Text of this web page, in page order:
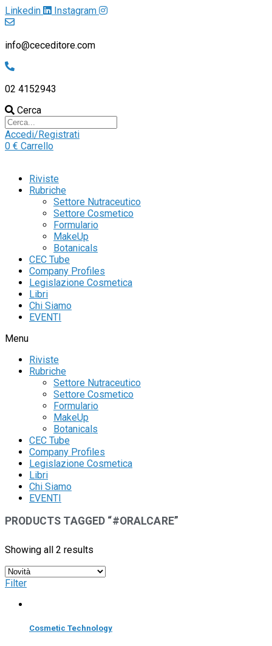
Linkedin Instagram
info@ceceditore.com
02 4152943
Cerca
Accedi/Registrati
0 € Carrello
Riviste
Rubriche
Settore Nutraceutico
Settore Cosmetico
Formulario
MakeUp
Botanicals
CEC Tube
Company Profiles
Legislazione Cosmetica
Libri
Chi Siamo
EVENTI
Menu
Riviste
Rubriche
Settore Nutraceutico
Settore Cosmetico
Formulario
MakeUp
Botanicals
CEC Tube
Company Profiles
Legislazione Cosmetica
Libri
Chi Siamo
EVENTI
PRODUCTS TAGGED “#ORALCARE”
Showing all 2 results
Filter
Cosmetic Technology